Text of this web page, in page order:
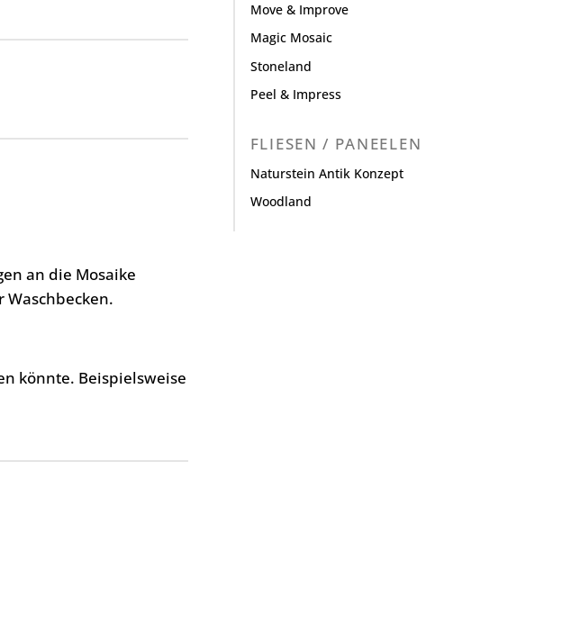
an die Mosaike
könnte. Beispielsweise
Move & Improve
Magic Mosaic
Stoneland
Peel & Impress
FLIESEN / PANEELEN
Naturstein Antik Konzept
Woodland